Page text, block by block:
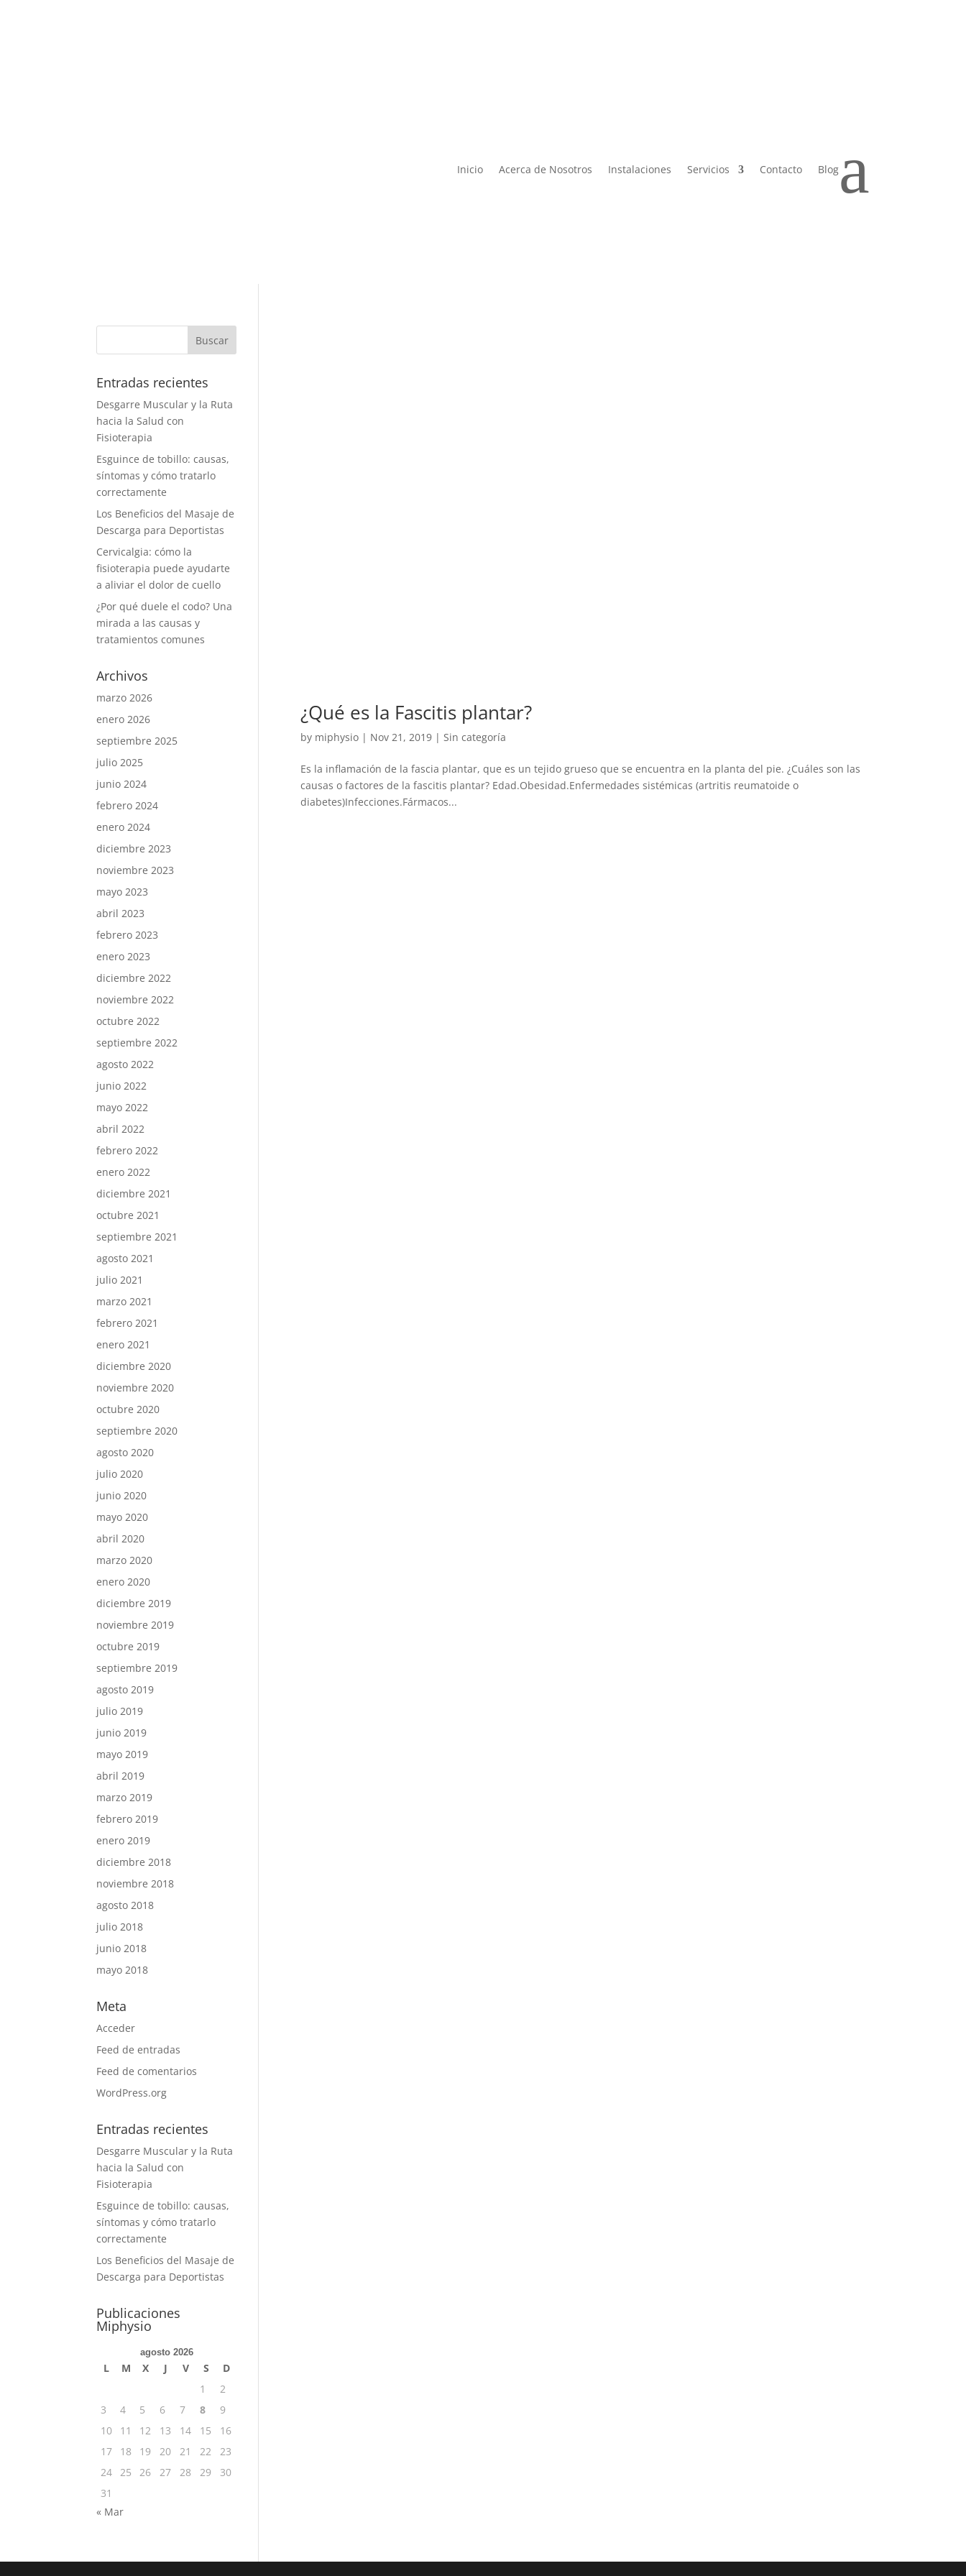
Inicio Acerca de Nosotros Instalaciones Servicios Contacto Bloga
¿Qué es la Fascitis plantar?
by miphysio| Nov 21, 2019| Sin categoría
Es la inflamación de la fascia plantar, que es un tejido grueso que se encuentra en la planta del pie. ¿Cuáles son las
causas o factores de la fascitis plantar? Edad.Obesidad.Enfermedades sistémicas (artritis reumatoide o
diabetes)Infecciones.Fármacos...
Entradas recientes
Desgarre Muscular y la Ruta
hacia la Salud con
Fisioterapia
Esguince de tobillo: causas,
síntomas y cómo tratarlo
correctamente
Los Beneficios del Masaje de
Descarga para Deportistas
Cervicalgia: cómo la
fisioterapia puede ayudarte
a aliviar el dolor de cuello
¿Por qué duele el codo? Una
mirada a las causas y
tratamientos comunes
Archivos
marzo 2026
enero 2026
septiembre 2025
julio 2025
junio 2024
febrero 2024
enero 2024
diciembre 2023
noviembre 2023
mayo 2023
abril 2023
febrero 2023
enero 2023
diciembre 2022
noviembre 2022
octubre 2022
septiembre 2022
agosto 2022
junio 2022
mayo 2022
abril 2022
febrero 2022
enero 2022
diciembre 2021
octubre 2021
septiembre 2021
agosto 2021
julio 2021
marzo 2021
febrero 2021
enero 2021
diciembre 2020
noviembre 2020
octubre 2020
septiembre 2020
agosto 2020
julio 2020
junio 2020
mayo 2020
abril 2020
marzo 2020
enero 2020
diciembre 2019
noviembre 2019
octubre 2019
septiembre 2019
agosto 2019
julio 2019
junio 2019
mayo 2019
abril 2019
marzo 2019
febrero 2019
enero 2019
diciembre 2018
noviembre 2018
agosto 2018
julio 2018
junio 2018
mayo 2018
Meta
Acceder
Feed de entradas
Feed de comentarios
WordPress.org
Entradas recientes
Desgarre Muscular y la Ruta
hacia la Salud con
Fisioterapia
Esguince de tobillo: causas,
síntomas y cómo tratarlo
correctamente
Los Beneficios del Masaje de
Descarga para Deportistas
Publicaciones
Miphysio
agosto 2026
L M X J V S
D
1
2
3
4 5 6 7 8
9
10
11 12 13 14 15
16
17
18 19 20 21 22
23
24
25 26 27 28 29
30
31
« Mar